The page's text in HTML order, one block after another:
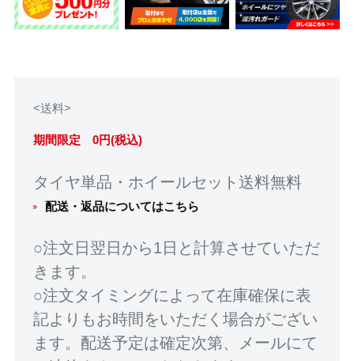
<送料>
期間限定 0円(税込)
タイヤ単品・ホイールセット送料無料
配送・返品についてはこちら
○注文日翌日から1日と計算させていただ
きます。
○注文タイミングによって在庫確保に表
記よりもお時間をいただく場合がござい
ます。配送予定は確定次第、メールにて